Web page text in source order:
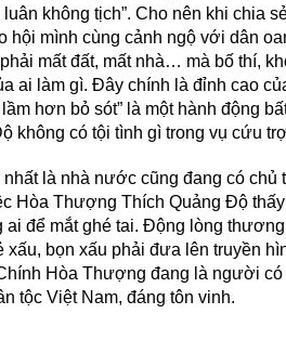
không tịch”. Cho nên khi chia
hội mình cùng cảnh ngộ với dân
mất đất, mất nhà… mà bố thí,
ai làm gì. Đây chính là đỉnh cao
lầm hơn bỏ sót” là một hành động
không có tội tình gì trong vụ cứu
là nhà nước cũng đang có
Hòa Thượng Thích Quảng Độ
ai để mắt ghé tai. Động lòng
xấu, bọn xấu phải đưa lên truyền
Hòa Thượng đang là người
tộc Việt Nam, đáng tôn vinh.